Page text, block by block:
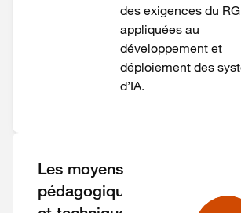
des exigences du
appliquées au
développement et
déploiement des
d’IA.
Les moyens
pédagogiques